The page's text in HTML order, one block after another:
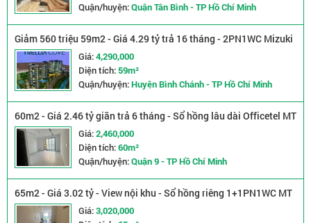
Quận/huyện:Quận Tân Bình - TP Hồ Chí Minh
Giảm 560 triệu 59m2 - Giá 4.29 tỷ trả 16 tháng - 2PN1WC Mizuki
Park
Giá:4,290,000
Diện tích:59m²
Quận/huyện:Huyện Bình Chánh - TP Hồ Chí Minh
60m2 - Giá 2.46 tỷ giãn trả 6 tháng - Sổ hồng lâu dài Officetel MT
Q9
Giá:2,460,000
Diện tích:60m²
Quận/huyện:Quận 9 - TP Hồ Chí Minh
65m2 - Giá 3.02 tỷ - View nội khu - Sổ hồng riêng 1+1PN1WC MT
Q9
Giá:3,020,000